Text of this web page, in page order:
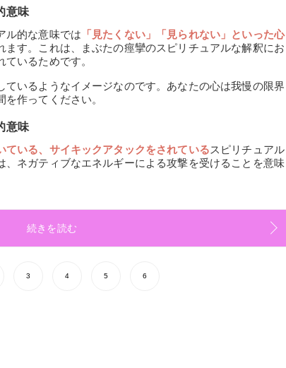
意味
ル的な意味では 「見たくない」「見られない」といった心
ます。これは、まぶたの痙攣のスピリチュアルな解釈にお
いるためです。
ているようなイメージなのです。あなたの心は我慢の限界
作ってください。
意味
ている、サイキックアタックをされているスピリチュアル
、ネガティブなエネルギーによる攻撃を受けることを意味
続きを読む
3 4 5 6